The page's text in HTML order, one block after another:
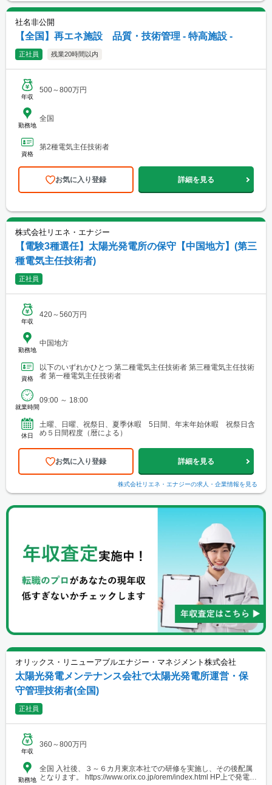
社名非公開
【全国】再エネ施設 品質・技術管理 - 特高施設 -
正社員 残業20時間以内
年収
500～800万円
勤務地
全国
資格
第2種電気主任技術者
お気に入り登録 詳細を見る
株式会社リエネ・エナジー
【電験3種選任】太陽光発電所の保守【中国地方】(第三
種電気主任技術者)
正社員
年収
420～560万円
勤務地
中国地方
資格
以下のいずれかひとつ 第二種電気主任技術者 第三種電気主任技術
者 第一種電気主任技術者
就業時間
09:00 ～ 18:00
休日
土曜、日曜、祝祭日、夏季休暇 5日間、年末年始休暇 祝祭日含
め５日間程度（暦による）
お気に入り登録 詳細を見る
株式会社リエネ・エナジーの求人・企業情報を見る
オリックス・リニューアブルエナジー・マネジメント株式会社
太陽光発電メンテナンス会社で太陽光発電所運営・保
守管理技術者(全国)
正社員
年収
360～800万円
勤務地
全国 入社後、３～６カ月東京本社での研修を実施し、その後配属
となります。 https://www.orix.co.jp/orem/index.html HP上で発電所